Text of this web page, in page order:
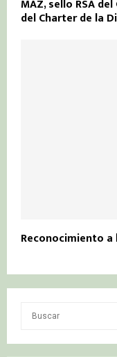
MAZ, sello RSA
del Charter de la
Reconocimiento